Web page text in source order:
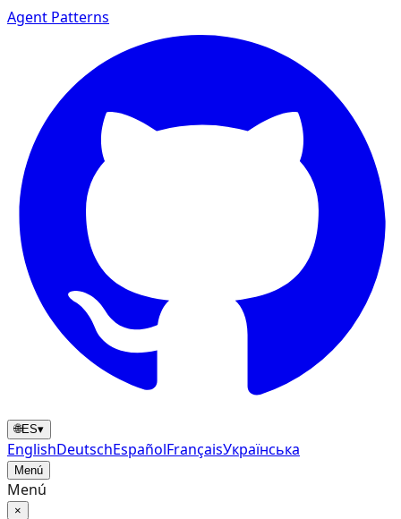
Agent Patterns
🌐ES▾
EnglishDeutschEspañolFrançaisУкраїнська
Menú
Menú
×